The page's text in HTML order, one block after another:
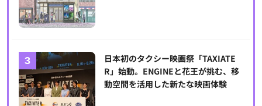
日本初のタクシー映画祭「TAXIATE
R」始動。ENGINEと花王が挑む、移
動空間を活用した新たな映画体験